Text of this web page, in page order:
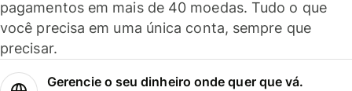
pagamentos em mais de 40 moedas. Tudo o que
você precisa em uma única conta, sempre que
precisar.
Gerencie o seu dinheiro onde quer que vá.